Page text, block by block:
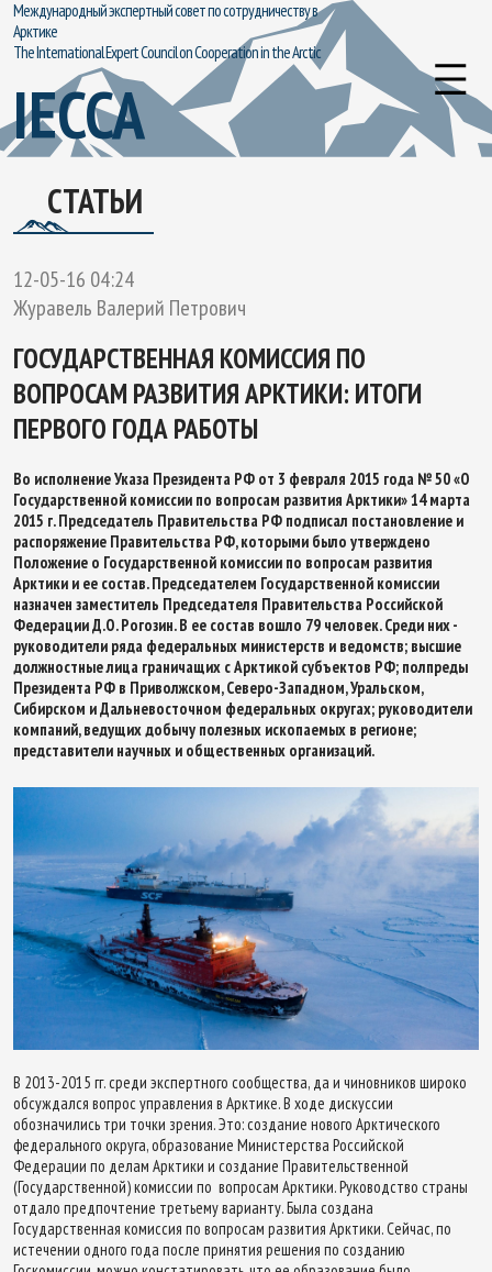
Международный экспертный совет по сотрудничеству в
Арктике
The International Expert Council on Cooperation in the Arctic
IECCA
СТАТЬИ
12-05-16 04:24
Журавель Валерий Петрович
ГОСУДАРСТВЕННАЯ КОМИССИЯ ПО
ВОПРОСАМ РАЗВИТИЯ АРКТИКИ: ИТОГИ
ПЕРВОГО ГОДА РАБОТЫ
Во исполнение Указа Президента РФ от 3 февраля 2015 года № 50 «О
Государственной комиссии по вопросам развития Арктики» 14 марта
2015 г. Председатель Правительства РФ подписал постановление и
распоряжение Правительства РФ, которыми было утверждено
Положение о Государственной комиссии по вопросам развития
Арктики и ее состав. Председателем Государственной комиссии
назначен заместитель Председателя Правительства Российской
Федерации Д.О. Рогозин. В ее состав вошло 79 человек. Среди них -
руководители ряда федеральных министерств и ведомств; высшие
должностные лица граничащих с Арктикой субъектов РФ; полпреды
Президента РФ в Приволжском, Северо-Западном, Уральском,
Сибирском и Дальневосточном федеральных округах; руководители
компаний, ведущих добычу полезных ископаемых в регионе;
представители научных и общественных организаций.
В 2013-2015 гг. среди экспертного сообщества, да и чиновников широко
обсуждался вопрос управления в Арктике. В ходе дискуссии
обозначились три точки зрения. Это: создание нового Арктического
федерального округа, образование Министерства Российской
Федерации по делам Арктики и создание Правительственной
(Государственной) комиссии по вопросам Арктики. Руководство страны
отдало предпочтение третьему варианту. Была создана
Государственная комиссия по вопросам развития Арктики. Сейчас, по
истечении одного года после принятия решения по созданию